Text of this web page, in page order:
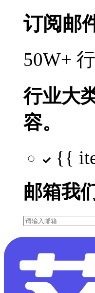
订阅邮
50W+
行业大
容。
{{
邮箱我